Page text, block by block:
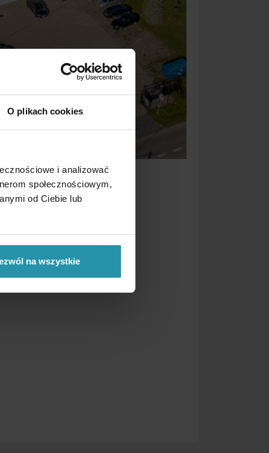
O plikach cookies
i analizować
społecznościowym,
od Ciebie lub
na wszystkie